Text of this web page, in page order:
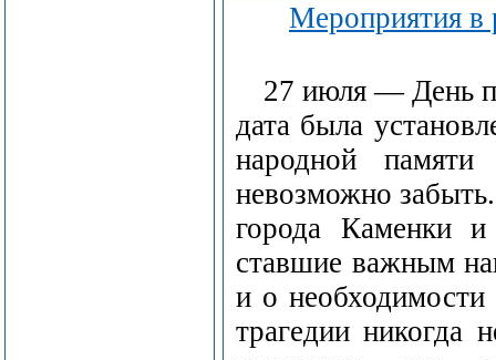
Мероприятия в
27 июля — День
дата была
народной
невозможно
города Каменки
ставшие важным
и о
трагедии никогда